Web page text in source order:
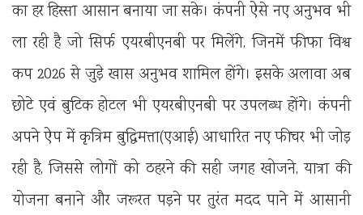
का हर हिस्सा आसान बनाया जा सके। कंपनी ऐसे नए अनुभव भी
ला रही है जो सिर्फ एयरबीएनबी पर मिलेंगे, जिनमें फीफा विश्व
कप 2026 से जुड़े खास अनुभव शामिल होंगे। इसके अलावा अब
छोटे एवं बुटिक होटल भी एयरबीएनबी पर उपलब्ध होंगे। कंपनी
अपने ऐप में कृत्रिम बुद्धिमत्ता(एआई) आधारित नए फीचर भी जोड़
रही है, जिससे लोगों को ठहरने की सही जगह खोजने, यात्रा की
योजना बनाने और जरूरत पड़ने पर तुरंत मदद पाने में आसानी